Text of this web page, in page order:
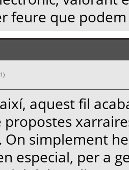
feure que
aquest fil
propostes
On simplement
especial, per a